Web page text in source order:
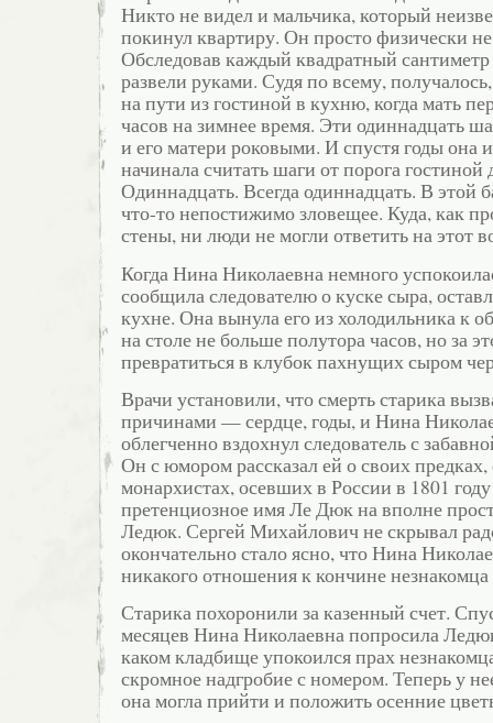
Никто не видел и мальчика, который
покинул квартиру. Он просто физически
Обследовав каждый квадратный
развели руками. Судя по всему,
на пути из гостиной в кухню, когда мать
часов на зимнее время. Эти одиннадцать
и его матери роковыми. И спустя годы она
начинала считать шаги от порога гостиной
Одиннадцать. Всегда одиннадцать. В этой
что-то непостижимо зловещее. Куда, как
стены, ни люди не могли ответить на этот
Когда Нина Николаевна немного
сообщила следователю о куске сыра,
кухне. Она вынула его из холодильника к
на столе не больше полутора часов, но за
превратиться в клубок пахнущих сыром
Врачи установили, что смерть старика
причинами — сердце, годы, и Нина
облегченно вздохнул следователь с
Он с юмором рассказал ей о своих
монархистах, осевших в России в 1801
претенциозное имя Ле Дюк на вполне
Ледюк. Сергей Михайлович не скрывал
окончательно стало ясно, что Нина
никакого отношения к кончине незнакомца
Старика похоронили за казенный счет.
месяцев Нина Николаевна попросила
каком кладбище упокоился прах
скромное надгробие с номером. Теперь у
она могла прийти и положить осенние